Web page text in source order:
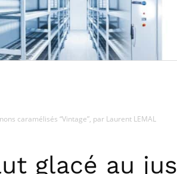
roussillon
magazine
caramélisés “Vintage”, par Laurent LEMAL
glacé au jus